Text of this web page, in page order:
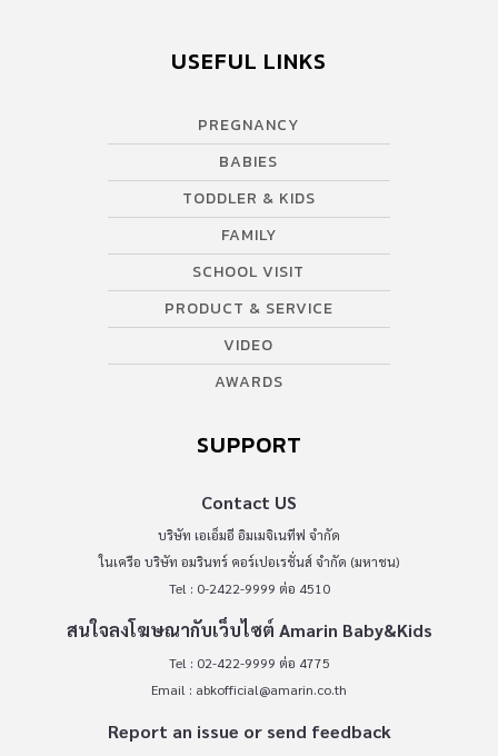
USEFUL LINKS
PREGNANCY
BABIES
TODDLER & KIDS
FAMILY
SCHOOL VISIT
PRODUCT & SERVICE
VIDEO
AWARDS
SUPPORT
Contact US
บริษัท เอเอ็มอี อิมเมจิเนทีฟ จำกัด
ในเครือ บริษัท อมรินทร์ คอร์เปอเรชั่นส์ จำกัด (มหาชน)
Tel : 0-2422-9999 ต่อ 4510
สนใจลงโฆษณากับเว็บไซต์ Amarin Baby&Kids
Tel : 02-422-9999 ต่อ 4775
Email : abkofficial@amarin.co.th
Report an issue or send feedback